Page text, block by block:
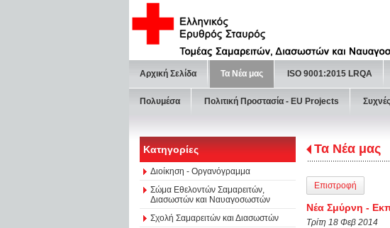
Αρχική Σελίδα Τα Νέα μας ISO 9001:2015 LRQA
Πολυμέσα Πολιτική Προστασία - ΕU Projects
Κατηγορίες
Διοίκηση - Οργανόγραμμα
Σώμα Εθελοντών Σαμαρειτών,
Διασωστών και Ναυαγοσωστών
Σχολή Σαμαρειτών και Διασωστών
Τα Νέα μας
Επιστροφή
Νέα Σμύρνη -
Τρίτη 18 Φεβ 2014